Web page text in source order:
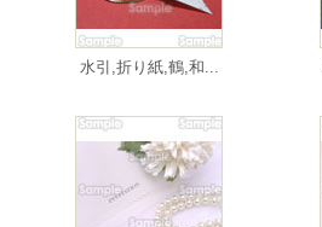
水引,折り紙,鶴,和...